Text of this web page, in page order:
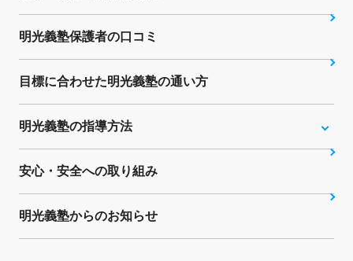
明光義塾保護者の口コミ
目標に合わせた明光義塾の通い方
明光義塾の指導方法
安心・安全への取り組み
明光義塾からのお知らせ